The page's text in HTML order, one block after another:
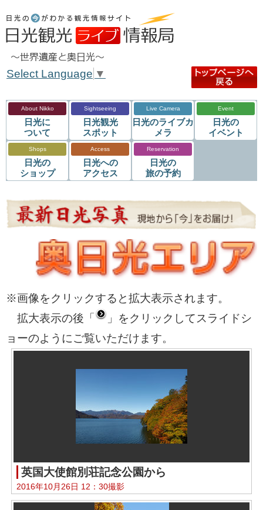
Select Language ▼
About Nikko
日光に
ついて
Sightseeing
日光観光
スポット
Live Camera
日光のライブカ
メラ
Event
日光の
イベント
Shops
日光の
ショップ
Access
日光への
アクセス
Reservation
日光の
旅の予約
※画像をクリックすると拡大表示されます。
拡大表示の後「
」をクリックしてスライドシ
ョーのようにご覧いただけます。
英国大使館別荘記念公園から
2016年10月26日 12：30撮影